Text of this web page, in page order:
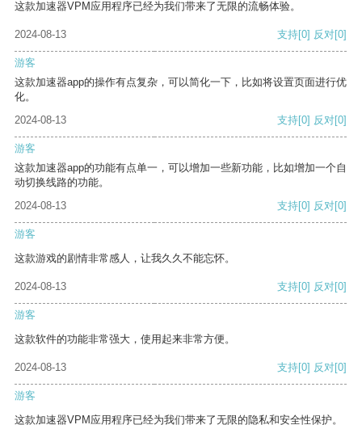
这款加速器VPM应用程序已经为我们带来了无限的流畅体验。
2024-08-13 支持[0] 反对[0]
游客
这款加速器app的操作有点复杂，可以简化一下，比如将设置页面进行优
化。
2024-08-13
支持[0] 反对[0]
游客
这款加速器app的功能有点单一，可以增加一些新功能，比如增加一个自
动切换线路的功能。
2024-08-13
支持[0] 反对[0]
游客
这款游戏的剧情非常感人，让我久久不能忘怀。
2024-08-13 支持[0] 反对[0]
游客
这款软件的功能非常强大，使用起来非常方便。
2024-08-13 支持[0] 反对[0]
游客
这款加速器VPM应用程序已经为我们带来了无限的隐私和安全性保护。